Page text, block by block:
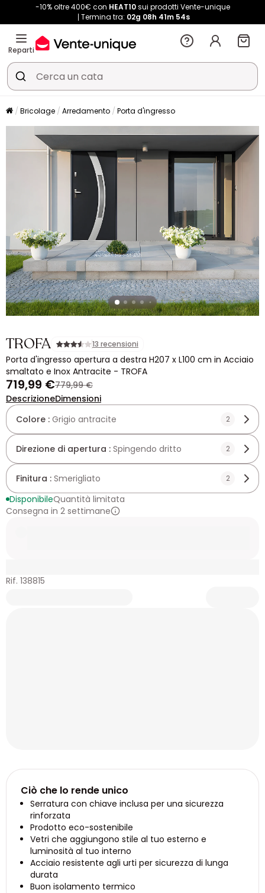
-10% oltre 400€ con HEAT10sui prodotti Vente-unique
Termina tra: 02g 08h 41m 54s
Reparti
Bricolage Arredamento Porta d'ingresso
TROFA 13 recensioni
Porta d'ingresso apertura a destra H207 x L100 cm in Acciaio
smaltato e Inox Antracite - TROFA
719,99 €779,99 €
DescrizioneDimensioni
Colore : Grigio antracite 2
Direzione di apertura : Spingendo dritto 2
Finitura : Smerigliato 2
DisponibileQuantità limitata
Consegna in 2 settimane
Rif. 138815
Ciò che lo rende unico
Serratura con chiave inclusa per una sicurezza
rinforzata
Prodotto eco-sostenibile
Vetri che aggiungono stile al tuo esterno e
luminosità al tuo interno
Acciaio resistente agli urti per sicurezza di lunga
durata
Buon isolamento termico